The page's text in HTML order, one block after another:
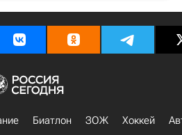
Биатлон ЗОЖ Хоккей